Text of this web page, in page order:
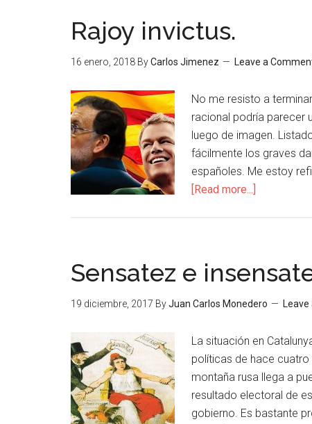
Rajoy invictus.
16 enero, 2018 ByCarlos Jimenez Leave a
No me resisto a
racional podría parecer
luego de imagen.
fácilmente los graves
españoles. Me estoy
[Read more...]
Sensatez e
19 diciembre, 2017 ByJuan Carlos Monedero
La situación en
políticas de hace
montaña rusa llega a
resultado electoral de
gobierno. Es bastante